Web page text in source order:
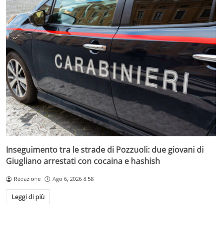
Inseguimento tra le strade di Pozzuoli: due giovani di
Giugliano arrestati con cocaina e hashish
Redazione Ago 6, 2026 8:58
Leggi di più